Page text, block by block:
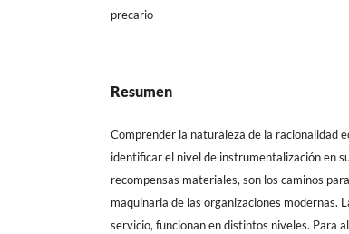
precario
Resumen
Comprender la naturaleza de la racionalidad
identificar el nivel de instrumentalización en
recompensas materiales, son los caminos
maquinaria de las organizaciones modernas.
servicio, funcionan en distintos niveles. Para